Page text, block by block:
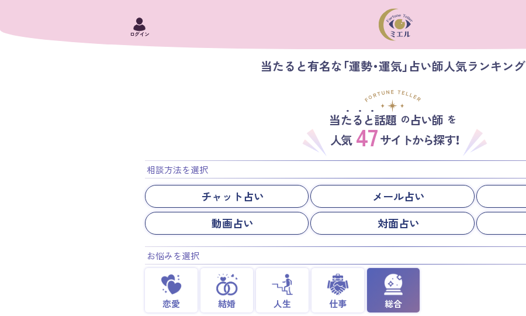
ログイン
当たると有名な「運勢・運気」占い師人気ランキング
当たると話題 の占い師 を
人気 47 サイトから探す！
相談方法を選択
チャット占い メール占い
動画占い
対面占い
お悩みを選択
恋愛 結婚 人生 仕事 総合